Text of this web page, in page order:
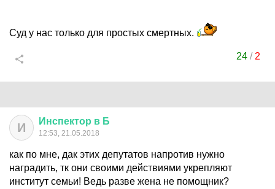
Суд у нас только для простых смертных.
24 / 2
И Инспектор в Б
12:53, 21.05.2018
как по мне, дак этих депутатов напротив нужно
наградить, тк они своими действиями укрепляют
институт семьи! Ведь разве жена не помощник?